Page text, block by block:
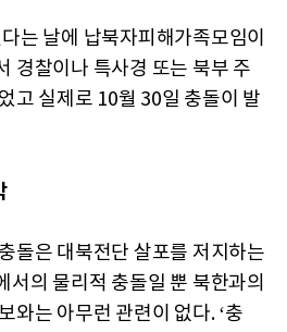
는 날에 납북자피해가족모임이
경찰이나 특사경 또는 북부 주
고 실제로 10월 30일 충돌이 발
돌은 대북전단 살포를 저지하는
서의 물리적 충돌일 뿐 북한과의
와는 아무런 관련이 없다. ‘충